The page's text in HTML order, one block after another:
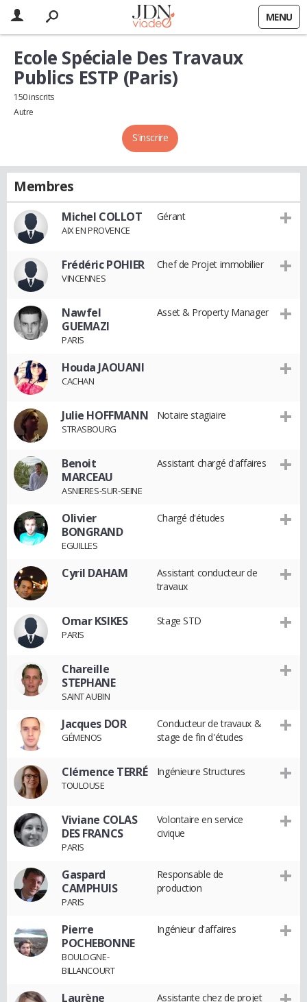
MENU
S'inscrire
Ecole Spéciale Des Travaux
Publics ESTP (Paris)
150 inscrits
Autre
Membres
Michel COLLOT
AIX EN PROVENCE
Gérant
Frédéric POHIER
VINCENNES
Chef de Projet immobilier
Nawfel
GUEMAZI
PARIS
Asset & Property Manager
Houda JAOUANI
CACHAN
Julie HOFFMANN
STRASBOURG
Notaire stagiaire
Benoit
MARCEAU
ASNIERES-SUR-SEINE
Assistant chargé d'affaires
Olivier
BONGRAND
EGUILLES
Chargé d'études
Cyril DAHAM
Assistant conducteur de
travaux
Omar KSIKES
PARIS
Stage STD
Chareille
STEPHANE
SAINT AUBIN
Jacques DOR
GÉMENOS
Conducteur de travaux &
stage de fin d'études
Clémence TERRÉ
TOULOUSE
Ingénieure Structures
Viviane COLAS
DES FRANCS
PARIS
Volontaire en service
civique
Gaspard
CAMPHUIS
PARIS
Responsable de
production
Pierre
POCHEBONNE
BOULOGNE-
BILLANCOURT
Ingénieur d'affaires
Laurène
Assistante chez de projet